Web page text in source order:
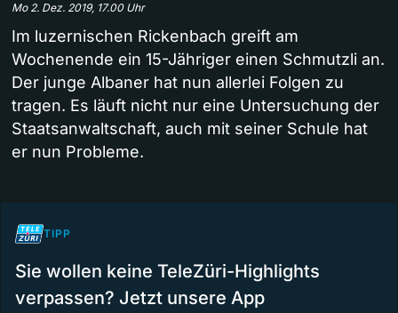
Mo 2. Dez. 2019, 17.00 Uhr
Im luzernischen Rickenbach greift am
Wochenende ein 15-Jähriger einen Schmutzli an.
Der junge Albaner hat nun allerlei Folgen zu
tragen. Es läuft nicht nur eine Untersuchung der
Staatsanwaltschaft, auch mit seiner Schule hat
er nun Probleme.
TIPP
Sie wollen keine TeleZüri-Highlights
verpassen? Jetzt unsere App